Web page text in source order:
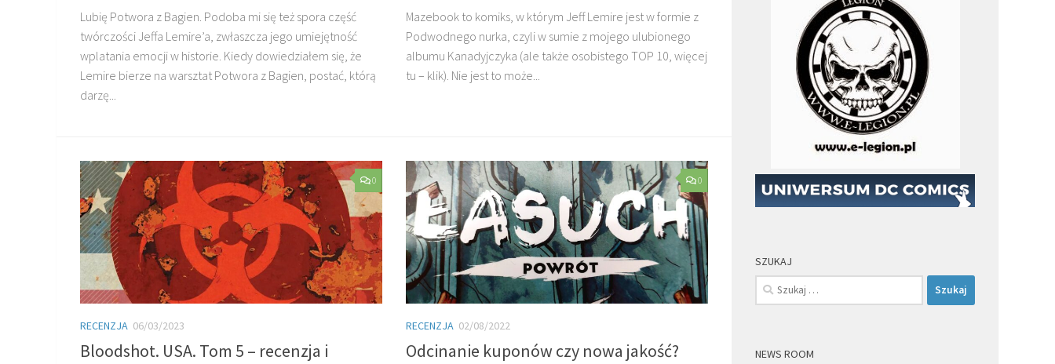
Lubię Potwora z Bagien. Podoba mi się też spora część
twórczości Jeffa Lemire’a, zwłaszcza jego umiejętność
wplatania emocji w historie. Kiedy dowiedziałem się, że
Lemire bierze na warsztat Potwora z Bagien, postać, którą
darzę...
Mazebook to komiks, w którym Jeff Lemire jest w formie z
Podwodnego nurka, czyli w sumie z mojego ulubionego
albumu Kanadyjczyka (ale także osobistego TOP 10, więcej
tu – klik). Nie jest to może...
0
RECENZJA 06/03/2023
Bloodshot. USA. Tom 5 – recenzja i
0
RECENZJA 02/08/2022
Odcinanie kuponów czy nowa jakość?
SZUKAJ
Szukaj:
NEWS ROOM